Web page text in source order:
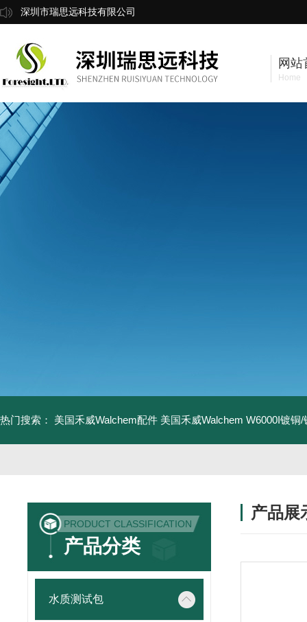
深圳市瑞思远科技有限公司
网站
Home
热门搜索： 美国禾威Walchem配件 美国禾威Walchem W6000I镀铜
PRODUCT CLASSIFICATION
产品分类
水质测试包
产品展